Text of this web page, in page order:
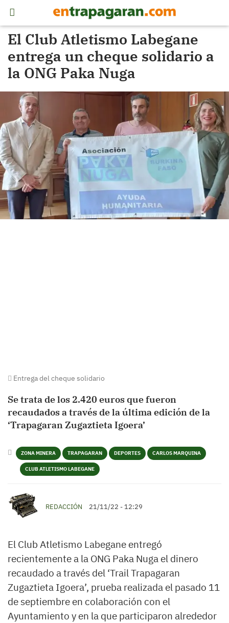
El Club Atletismo Labegane
entrega un cheque solidario a
la ONG Paka Nuga
Entrega del cheque solidario
Se trata de los 2.420 euros que fueron
recaudados a través de la última edición de la
‘Trapagaran Zugaztieta Igoera’
ZONA MINERA TRAPAGARAN DEPORTES CARLOS MARQUINA
CLUB ATLETISMO LABEGANE
REDACCIÓN 21/11/22 - 12:29
El Club Atletismo Labegane entregó
recientemente a la ONG Paka Nuga el dinero
recaudado a través del ‘Trail Trapagaran
Zugaztieta Igoera’, prueba realizada el pasado 11
de septiembre en colaboración con el
Ayuntamiento y en la que participaron alrededor